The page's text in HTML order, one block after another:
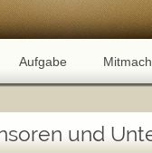
Aufgabe
und